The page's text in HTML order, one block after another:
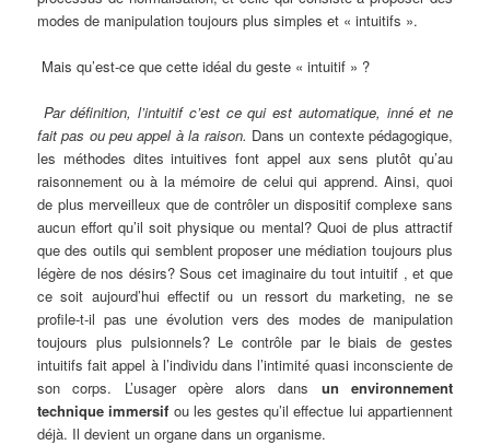
modes de manipulation toujours plus simples et « intuitifs ».
Mais qu’est-ce que cette idéal du geste « intuitif » ?
Par définition, l’intuitif c’est ce qui est automatique, inné et ne
fait pas ou peu appel à la raison. Dans un contexte pédagogique,
les méthodes dites intuitives font appel aux sens plutôt qu’au
raisonnement ou à la mémoire de celui qui apprend. Ainsi, quoi
de plus merveilleux que de contrôler un dispositif complexe sans
aucun effort qu’il soit physique ou mental? Quoi de plus attractif
que des outils qui semblent proposer une médiation toujours plus
légère de nos désirs? Sous cet imaginaire du tout intuitif , et que
ce soit aujourd’hui effectif ou un ressort du marketing, ne se
profile-t-il pas une évolution vers des modes de manipulation
toujours plus pulsionnels? Le contrôle par le biais de gestes
intuitifs fait appel à l’individu dans l’intimité quasi inconsciente de
son corps. L’usager opère alors dans un environnement
technique immersif ou les gestes qu’il effectue lui appartiennent
déjà. Il devient un organe dans un organisme.